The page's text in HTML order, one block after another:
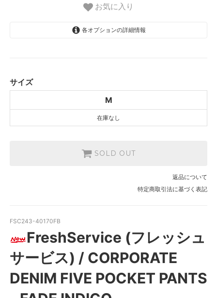
お気に入り
各オプションの詳細情報
サイズ
M
在庫なし
SOLD OUT
返品について
特定商取引法に基づく表記
FSC243-40170FB
FreshService (フレッシュ
サービス) / CORPORATE
DENIM FIVE POCKET PANTS